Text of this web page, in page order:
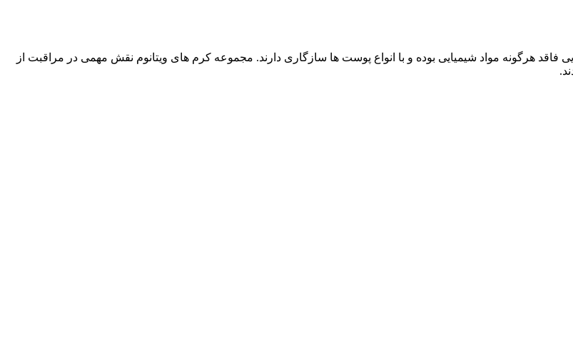
فاقد هرگونه مواد شیمیایی بوده و با انواع پوست ها سازگاری دارند. مجموعه کرم های ویتانوم نقش مهمی در مراقبت از